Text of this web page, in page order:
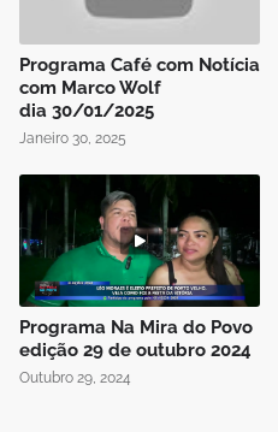
Programa Café com Notícia
com Marco Wolf
dia 30/01/2025
Janeiro 30, 2025
Programa Na Mira do Povo
edição 29 de outubro 2024
Outubro 29, 2024